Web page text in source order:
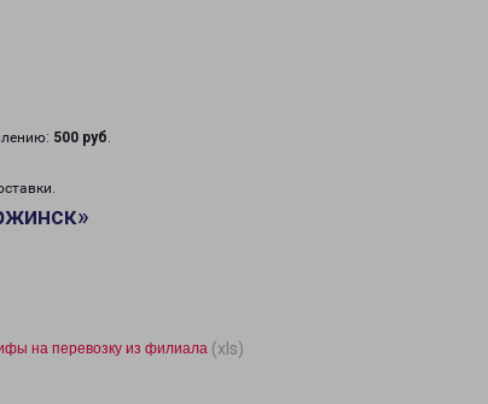
500 руб.
на перевозку из филиала (xls)